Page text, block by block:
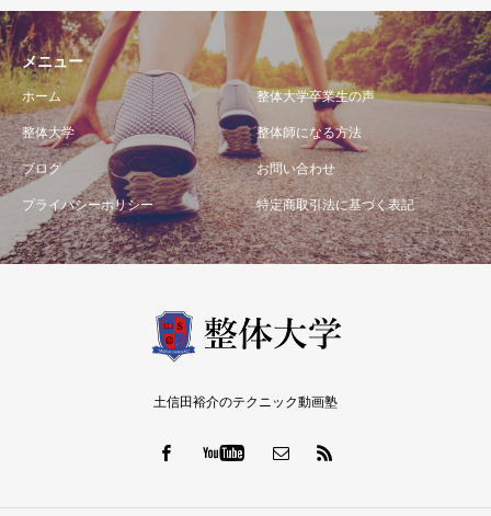
メニュー
ホーム 整体大学卒業生の声
整体大学 整体師になる方法
ブログ お問い合わせ
プライバシーポリシー 特定商取引法に基づく表記
土信田裕介のテクニック動画塾